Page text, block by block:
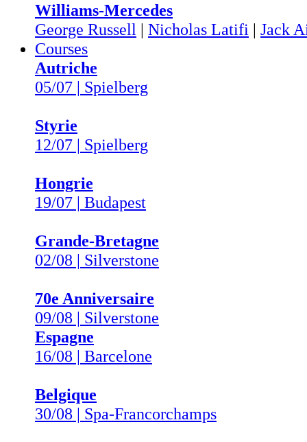
Williams-Mercedes
George Russell | Nicholas Latifi | Jack
Courses
Autriche
05/07 | Spielberg
Styrie
12/07 | Spielberg
Hongrie
19/07 | Budapest
Grande-Bretagne
02/08 | Silverstone
70e Anniversaire
09/08 | Silverstone
Espagne
16/08 | Barcelone
Belgique
30/08 | Spa-Francorchamps